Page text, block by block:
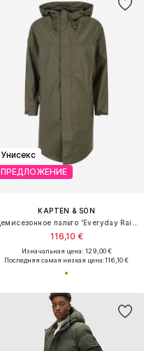
Унисекс
ПРЕДЛОЖЕНИЕ
KAPTEN & SON
116,10 €
Изначальная цена: 129,00 €
Последняя самая низкая цена:116,10 €